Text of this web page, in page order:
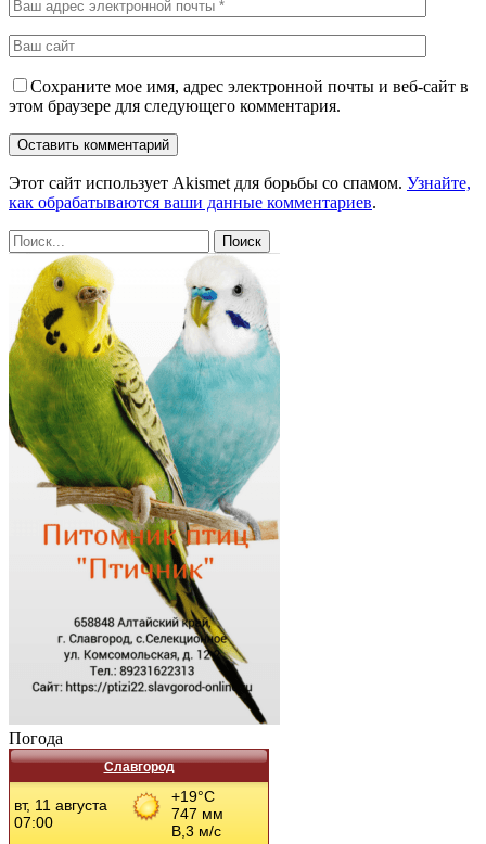
Сохраните мое имя, адрес электронной почты и веб-сайт в
этом браузере для следующего комментария.
Этот сайт использует Akismet для борьбы со спамом. Узнайте,
как обрабатываются ваши данные комментариев.
Погода
Славгород